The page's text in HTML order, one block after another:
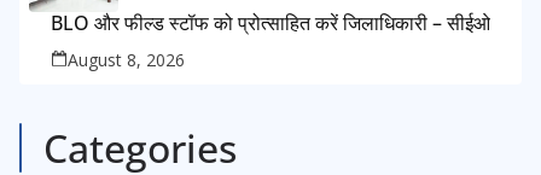
BLO और फील्ड स्टॉफ को प्रोत्साहित करें जिलाधिकारी – सीईओ
August 8, 2026
Categories